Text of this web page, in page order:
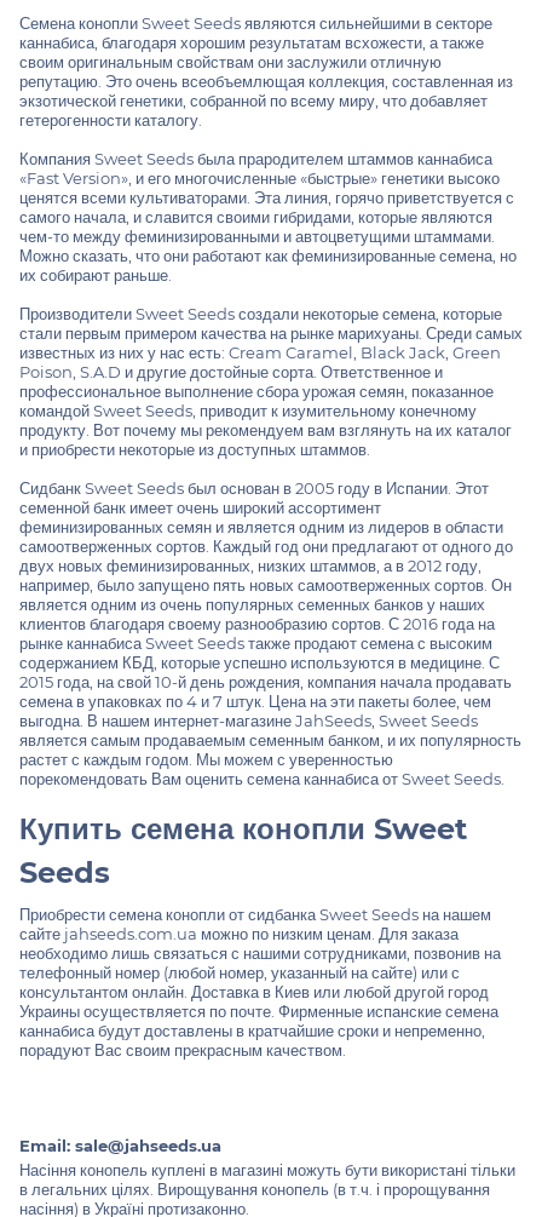
Семена конопли Sweet Seeds являются сильнейшими в секторе
каннабиса, благодаря хорошим результатам всхожести, а также
своим оригинальным свойствам они заслужили отличную
репутацию. Это очень всеобъемлющая коллекция, составленная из
экзотической генетики, собранной по всему миру, что добавляет
гетерогенности каталогу.
Компания Sweet Seeds была прародителем штаммов каннабиса
«Fast Version», и его многочисленные «быстрые» генетики высоко
ценятся всеми культиваторами. Эта линия, горячо приветствуется с
самого начала, и славится своими гибридами, которые являются
чем-то между феминизированными и автоцветущими штаммами.
Можно сказать, что они работают как феминизированные семена, но
их собирают раньше.
Производители Sweet Seeds создали некоторые семена, которые
стали первым примером качества на рынке марихуаны. Среди самых
известных из них у нас есть: Cream Caramel, Black Jack, Green
Poison, S.A.D и другие достойные сорта. Ответственное и
профессиональное выполнение сбора урожая семян, показанное
командой Sweet Seeds, приводит к изумительному конечному
продукту. Вот почему мы рекомендуем вам взглянуть на их каталог
и приобрести некоторые из доступных штаммов.
Сидбанк Sweet Seeds был основан в 2005 году в Испании. Этот
семенной банк имеет очень широкий ассортимент
феминизированных семян и является одним из лидеров в области
самоотверженных сортов. Каждый год они предлагают от одного до
двух новых феминизированных, низких штаммов, а в 2012 году,
например, было запущено пять новых самоотверженных сортов. Он
является одним из очень популярных семенных банков у наших
клиентов благодаря своему разнообразию сортов. С 2016 года на
рынке каннабиса Sweet Seeds также продают семена с высоким
содержанием КБД, которые успешно используются в медицине. С
2015 года, на свой 10-й день рождения, компания начала продавать
семена в упаковках по 4 и 7 штук. Цена на эти пакеты более, чем
выгодна. В нашем интернет-магазине JahSeeds, Sweet Seeds
является самым продаваемым семенным банком, и их популярность
растет с каждым годом. Мы можем с уверенностью
порекомендовать Вам оценить семена каннабиса от Sweet Seeds.
Купить семена конопли Sweet
Seeds
Приобрести семена коноплиот сидбанка Sweet Seeds на нашем
сайте jahseeds.com.ua можно по низким ценам. Для заказа
необходимо лишь связаться с нашими сотрудниками, позвонив на
телефонный номер (любой номер, указанный на сайте) или с
консультантом онлайн. Доставка в Киев или любой другой город
Украины осуществляется по почте. Фирменные испанские семена
каннабиса будут доставлены в кратчайшие сроки и непременно,
порадуют Вас своим прекрасным качеством.
Email: sale@jahseeds.ua
Насіння конопель куплені в магазині можуть бути використані тільки
в легальних цілях. Вирощування конопель (в т.ч. і пророщування
насіння) в Україні протизаконно.